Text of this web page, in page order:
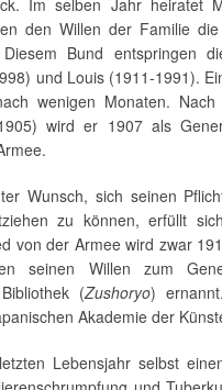
Im selben Jahr heiratet
den Willen der Familie die
Bund entspringen
und Louis (1911-1991).
wenigen Monaten. Nach
wird er 1907 als
Wunsch, sich seinen
zu können, erfüllt
von der Armee wird zwar
seinen Willen zum
(Zushoryo)
Akademie der
Lebensjahr selbst